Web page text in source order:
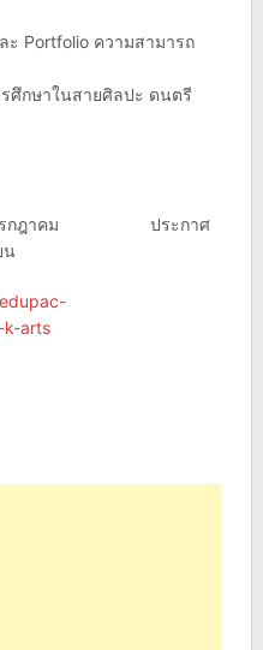
ะ Portfolio ความสามารถ
ศึกษาในสายศิลปะ ดนตรี
อนกรกฎาคม ประกาศ
น
k-arts